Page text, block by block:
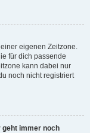
eigenen Zeitzone.
für dich passende
kann dabei nur
noch nicht registriert
geht immer noch